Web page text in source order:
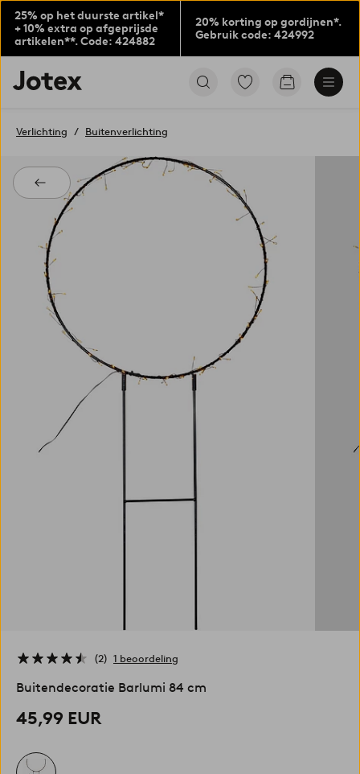
25% op het duurste artikel*
+ 10% extra op afgeprijsde
artikelen**. Code: 424882
20% korting op gordijnen*.
Gebruik code: 424992
Jotex
logo
to
home
page
Ga
Go
Terug
Verlichting Buitenverlichting
2 1 beoordeling
Buitendecoratie Barlumi 84 cm
45,99 EUR